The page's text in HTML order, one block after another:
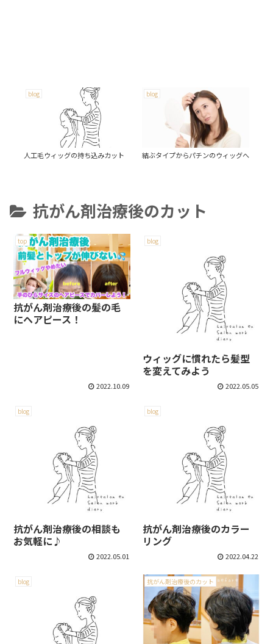
blog
人工毛ウィッグの持ち込みカット
blog
結ぶタイプからパチンのウィッグへ
抗がん剤治療後のカット
top
抗がん剤治療後の髪の毛
にヘアピース！
2022.10.09
blog
ウィッグに慣れたら髪型
を変えてみよう
2022.05.05
blog
抗がん剤治療後の相談も
お気軽に♪
2022.05.01
blog
抗がん剤治療後のカラー
リング
2022.04.22
blog 抗がん剤治療後のカット